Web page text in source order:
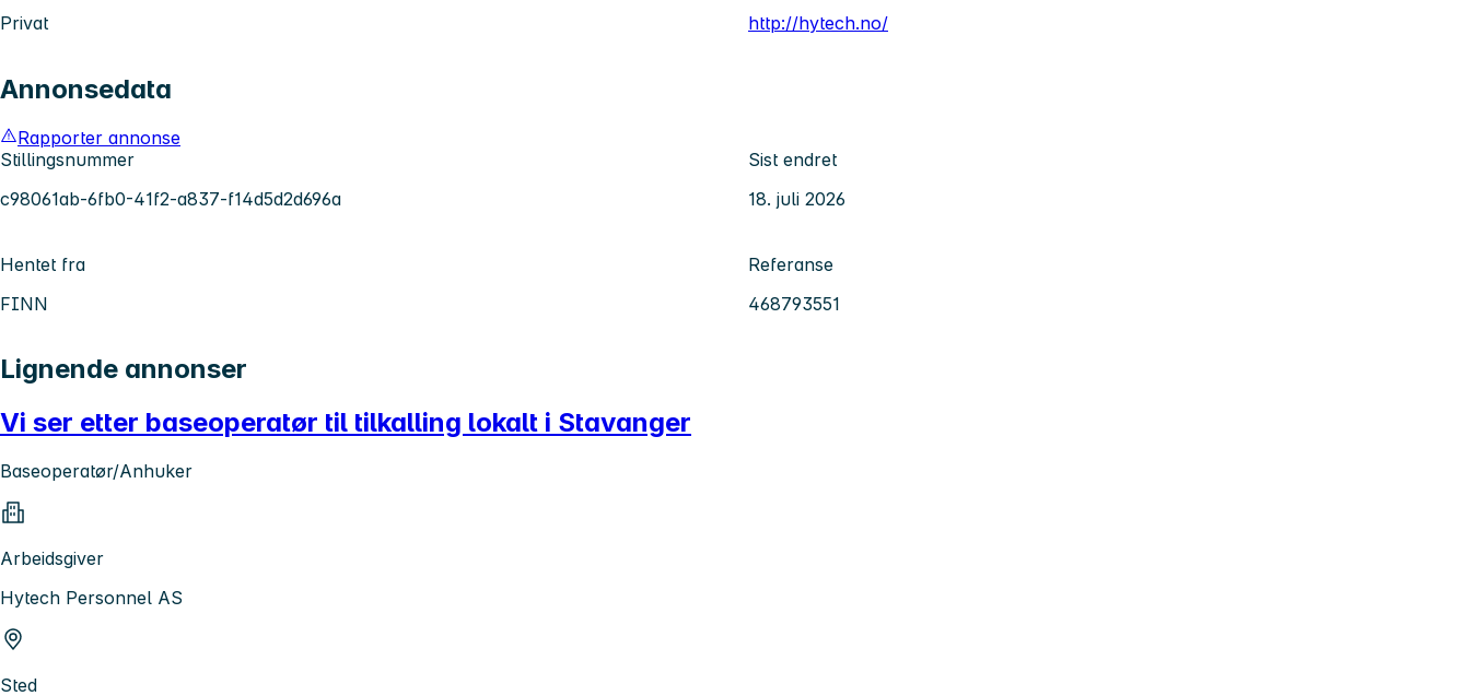
Privat
http://hytech.no/
Annonsedata
Rapporter annonse
Stillingsnummer
c98061ab-6fb0-41f2-a837-f14d5d2d696a
Sist endret
18. juli 2026
Hentet fra
FINN
Referanse
468793551
Lignende annonser
Vi ser etter baseoperatør til tilkalling lokalt i Stavanger
Baseoperatør/Anhuker
Arbeidsgiver
Hytech Personnel AS
Sted